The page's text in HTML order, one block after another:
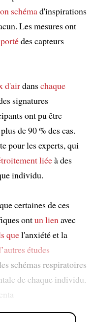
schémad'inspirations
Les mesures ont
des capteurs
d'airdanschaque
signatures
ont pu être
de 90 % des cas.
pour les experts, qui
liéeà des
individu.
certaines de ces
ontun lien avec
quel'anxiété et la
études
schémas respiratoires
de chaque individu.